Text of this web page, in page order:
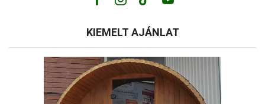
Facebook
Instagram
Tik-
tok
Youtube
KIEMELT AJÁNLAT